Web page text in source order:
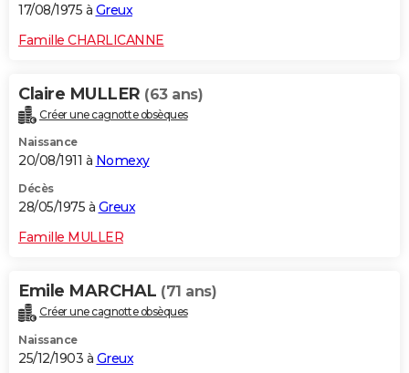
17/08/1975 à Greux
Famille CHARLICANNE
Claire MULLER (63 ans)
Créer une cagnotte obsèques
Naissance
20/08/1911 à Nomexy
Décès
28/05/1975 à Greux
Famille MULLER
Emile MARCHAL (71 ans)
Créer une cagnotte obsèques
Naissance
25/12/1903 à Greux